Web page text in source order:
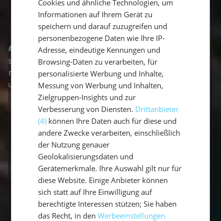
Mehr erfahren
Aktivurlaub
Yoga in der Natur: Der ideale
Cookies und ähnliche Technologien, um
Informationen auf Ihrem Gerät zu
speichern und darauf zuzugreifen und
personenbezogene Daten wie Ihre IP-
Adresse, eindeutige Kennungen und
Browsing-Daten zu verarbeiten, für
personalisierte Werbung und Inhalte,
Messung von Werbung und Inhalten,
Zielgruppen-Insights und zur
Verbesserung von Diensten. Drittanbieter
(4) können Ihre Daten auch für diese und
andere Zwecke verarbeiten, einschließlich
der Nutzung genauer
Geolokalisierungsdaten und
Gerätemerkmale. Ihre Auswahl gilt nur für
diese Website. Einige Anbieter können
sich statt auf Ihre Einwilligung auf
berechtigte Interessen stützen; Sie haben
das Recht, in denWerbeeinstellungen